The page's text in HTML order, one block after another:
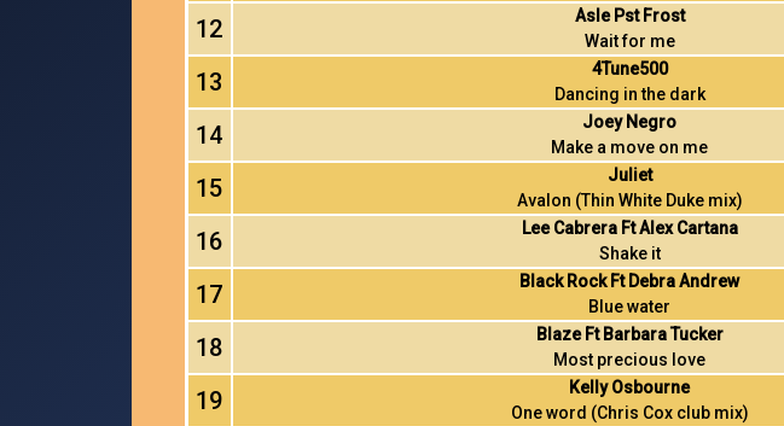
12
Asle Pst Frost
Wait for me
13
4Tune500
Dancing in the dark
14
Joey Negro
Make a move on me
15
Juliet
Avalon (Thin White Duke mix)
16
Lee Cabrera Ft Alex Cartana
Shake it
17
Black Rock Ft Debra Andrew
Blue water
18
Blaze Ft Barbara Tucker
Most precious love
19
Kelly Osbourne
One word (Chris Cox club mix)